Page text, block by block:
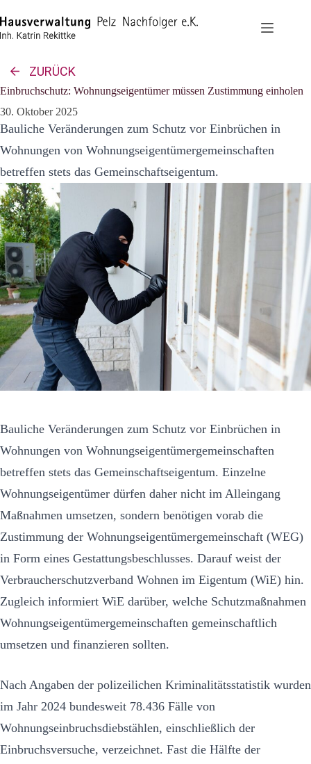
Inhalt
springen
ZURÜCK
Einbruchschutz: Wohnungseigentümer müssen Zustimmung einholen
30. Oktober 2025
Bauliche Veränderungen zum Schutz vor Einbrüchen in
Wohnungen von Wohnungseigentümergemeinschaften
betreffen stets das Gemeinschaftseigentum.
Bauliche Veränderungen zum Schutz vor Einbrüchen in
Wohnungen von Wohnungseigentümergemeinschaften
betreffen stets das Gemeinschaftseigentum. Einzelne
Wohnungseigentümer dürfen daher nicht im Alleingang
Maßnahmen umsetzen, sondern benötigen vorab die
Zustimmung der Wohnungseigentümergemeinschaft (WEG)
in Form eines Gestattungsbeschlusses. Darauf weist der
Verbraucherschutzverband Wohnen im Eigentum (WiE) hin.
Zugleich informiert WiE darüber, welche Schutzmaßnahmen
Wohnungseigentümergemeinschaften gemeinschaftlich
umsetzen und finanzieren sollten.
Nach Angaben der polizeilichen Kriminalitätsstatistik wurden
im Jahr 2024 bundesweit 78.436 Fälle von
Wohnungseinbruchsdiebstählen, einschließlich der
Einbruchsversuche, verzeichnet. Fast die Hälfte der